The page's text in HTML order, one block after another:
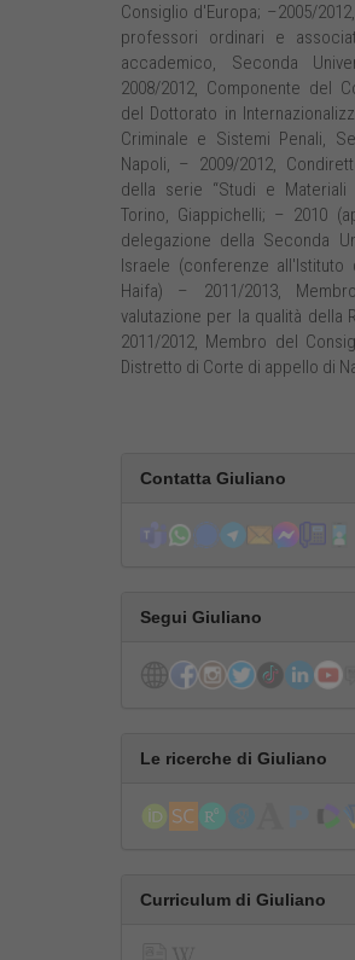
Consiglio d'Europa; –2005/
professori ordinari e
accademico, Seconda
2008/2012, Componente del
del Dottorato in
Criminale e Sistemi Penali,
Napoli, – 2009/2012,
della serie “Studi e Materiali
Torino, Giappichelli; – 2010
delegazione della Seconda
Israele (conferenze
Haifa) – 2011/2013,
valutazione per la qualità della
2011/2012, Membro del
Distretto di Corte di appello di
Contatta Giuliano
Segui Giuliano
Le ricerche di Giuliano
Curriculum di Giuliano